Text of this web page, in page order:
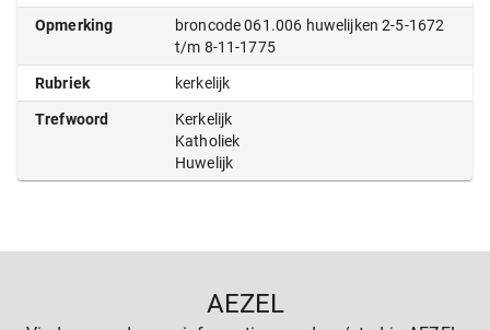
Opmerking
broncode 061.006 huwelijken 2-5-1672
t/m 8-11-1775
Rubriek kerkelijk
Trefwoord
Kerkelijk
Katholiek
Huwelijk
AEZEL